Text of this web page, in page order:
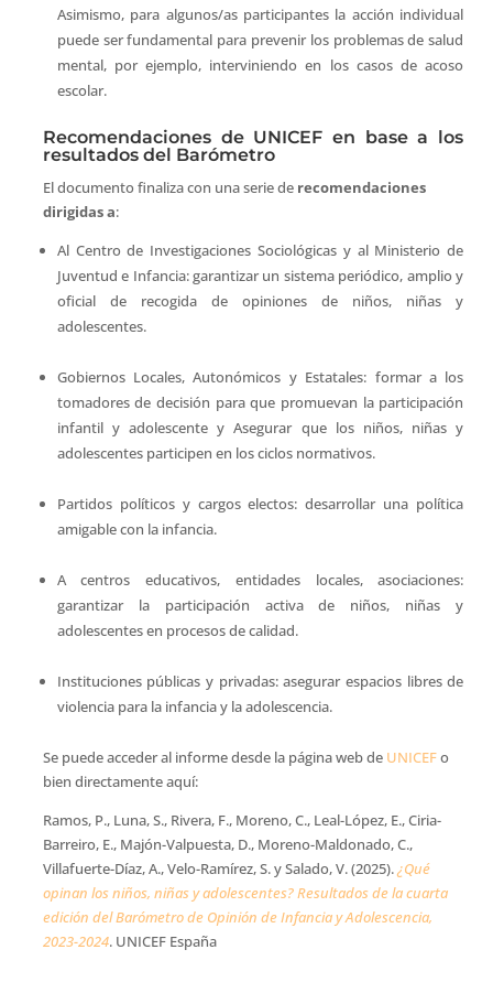
Asimismo, para algunos/as participantes la acción individual
puede ser fundamental para prevenir los problemas de salud
mental, por ejemplo, interviniendo en los casos de acoso
escolar.
Recomendaciones de UNICEF en base a los
resultados del Barómetro
El documento finaliza con una serie de recomendaciones
dirigidas a:
Al Centro de Investigaciones Sociológicas y al Ministerio de
Juventud e Infancia: garantizar un sistema periódico, amplio y
oficial de recogida de opiniones de niños, niñas y
adolescentes.
Gobiernos Locales, Autonómicos y Estatales: formar a los
tomadores de decisión para que promuevan la participación
infantil y adolescente y Asegurar que los niños, niñas y
adolescentes participen en los ciclos normativos.
Partidos políticos y cargos electos: desarrollar una política
amigable con la infancia.
A centros educativos, entidades locales, asociaciones:
garantizar la participación activa de niños, niñas y
adolescentes en procesos de calidad.
Instituciones públicas y privadas: asegurar espacios libres de
violencia para la infancia y la adolescencia.
Se puede acceder al informe desde la página web de UNICEFo
bien directamente aquí:
Ramos, P., Luna, S., Rivera, F., Moreno, C., Leal-López, E., Ciria-
Barreiro, E., Majón-Valpuesta, D., Moreno-Maldonado, C.,
Villafuerte-Díaz, A., Velo-Ramírez, S. y Salado, V. (2025).¿Qué
opinan los niños, niñas y adolescentes? Resultados de la cuarta
edición del Barómetro de Opinión de Infancia y Adolescencia,
2023-2024. UNICEF España